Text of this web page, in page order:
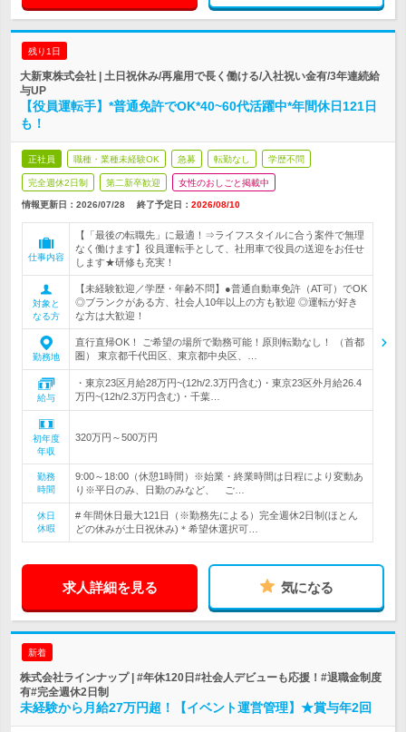
残り1日
大新東株式会社 | 土日祝休み/再雇用で長く働ける/入社祝い金有/3年連続給
与UP
【役員運転手】*普通免許でOK*40~60代活躍中*年間休日121日
も！
正社員 職種・業種未経験OK 急募 転勤なし 学歴不問
完全週休2日制 第二新卒歓迎 女性のおしごと掲載中
情報更新日：2026/07/28 終了予定日： 2026/08/10
仕事内容
【「最後の転職先」に最適！⇒ライフスタイルに合う案件で無理
なく働けます】役員運転手として、社用車で役員の送迎をお任せ
します★研修も充実！
対象と
なる方
【未経験歓迎／学歴・年齢不問】●普通自動車免許（AT可）でOK
◎ブランクがある方、社会人10年以上の方も歓迎 ◎運転が好き
な方は大歓迎！
勤務地
直行直帰OK！ ご希望の場所で勤務可能！原則転勤なし！ （首都
圏） 東京都千代田区、東京都中央区、…
給与
・東京23区月給28万円~(12h/2.3万円含む)・東京23区外月給26.4
万円~(12h/2.3万円含む)・千葉…
初年度
年収
320万円～500万円
勤務
時間
9:00～18:00（休憩1時間）※始業・終業時間は日程により変動あ
り※平日のみ、日勤のみなど、 ご…
休日
休暇
# 年間休日最大121日（※勤務先による）完全週休2日制(ほとん
どの休みが土日祝休み)＊希望休選択可…
求人詳細を見る 気になる
新着
株式会社ラインナップ | #年休120日#社会人デビューも応援！#退職金制度
有#完全週休2日制
未経験から月給27万円超！【イベント運営管理】★賞与年2回